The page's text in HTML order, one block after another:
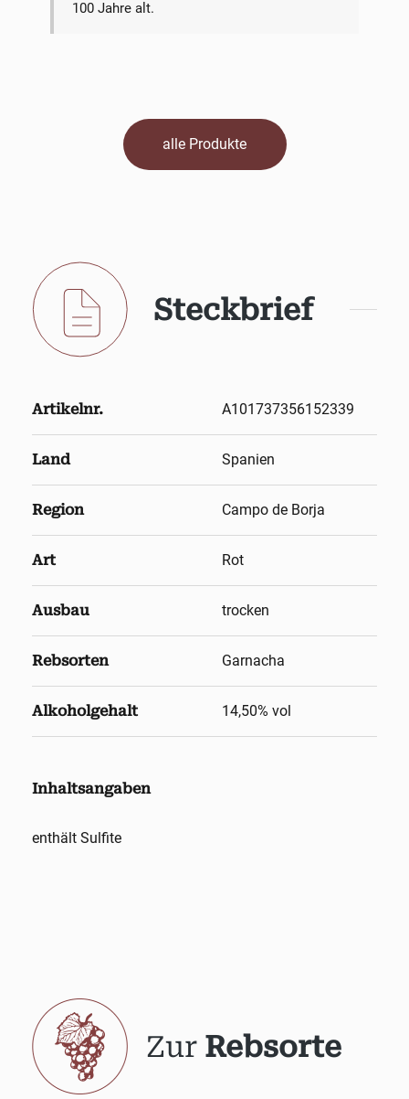
100 Jahre alt.
alle Produkte
Steckbrief
Artikelnr. A101737356152339
Land Spanien
Region Campo de Borja
Art Rot
Ausbau trocken
Rebsorten Garnacha
Alkoholgehalt 14,50% vol
Inhaltsangaben
enthält Sulfite
Zur Rebsorte